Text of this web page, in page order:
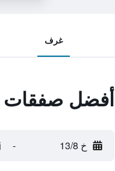
غرف
أفضل صفقات
خ 13/8 -